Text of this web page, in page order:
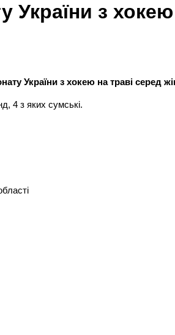
України з хокею
України з хокею на траві серед
4 з яких сумські.